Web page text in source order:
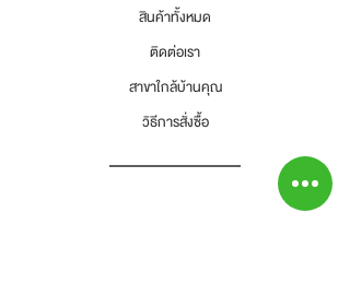
- สินค้าโปรโมชั่นไม่สามารถคืนได้
- กรุณาส่งสินค้ากลับที่
2 บางบอน 4 ซอย 8 เขตบางบอน
แขวงบางบอน จังหวัดกรุงเทพๆ 10150
Tel : 02-892-4482 Fax : 02-892-4477
สินค้าทั้งหมด
ติดต่อเรา
สาขาใกล้บ้านคุณ
วิธีการสั่งซื้อ